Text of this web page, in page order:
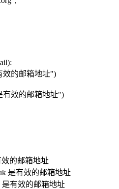
的邮箱地址")
效的邮箱地址")
效的邮箱地址
是有效的邮箱地址
是有效的邮箱地址